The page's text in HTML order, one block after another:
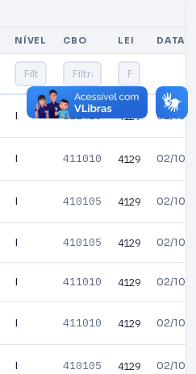
NÍVEL CBO LEI DATA
I 212420 4129 02/10/
I 411010 4129 02/10/
I 410105 4129 02/10/
I 410105 4129 02/10/
I 411010 4129 02/10/
I 411010 4129 02/10/
I 410105 4129 02/10/